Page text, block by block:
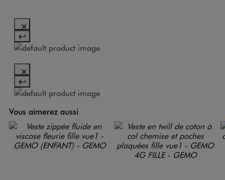
Vous aimerez aussi